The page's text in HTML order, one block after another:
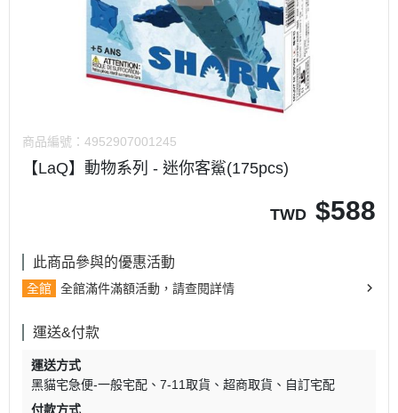
商品編號： 4952907001245
【LaQ】動物系列 - 迷你客鯊(175pcs)
TWD $588
此商品參與的優惠活動
全館 全館滿件滿額活動，請查閱詳情
運送&付款
運送方式
黑貓宅急便-一般宅配
7-11取貨 超商取貨
自訂宅配
付款方式